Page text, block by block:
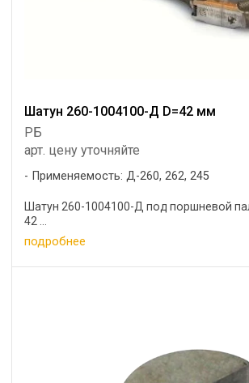
Шатун 260-1004100-Д D=42 мм
РБ
арт. цену уточняйте
Применяемость: Д-260, 262, 245
Шатун 260-1004100-Д под поршневой
42 ...
подробнее